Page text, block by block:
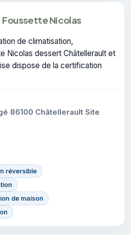
Nicolas
de climatisation,
Nicolas dessert Châtellerault et
dispose de la certification
86100 Châtellerault Site
réversible
de maison